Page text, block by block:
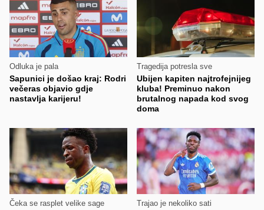
Odluka je pala
Sapunici je došao kraj: Rodri
večeras objavio gdje
nastavlja karijeru!
Tragedija potresla sve
Ubijen kapiten najtrofejnijeg
kluba! Preminuo nakon
brutalnog napada kod svog
doma
Čeka se rasplet velike sage Trajao je nekoliko sati